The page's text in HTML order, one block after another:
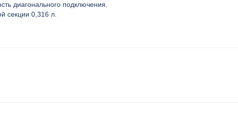
диагонального подключения.
секции 0,316 л.